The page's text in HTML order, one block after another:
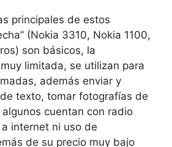
principales de estos
(Nokia 3310, Nokia 1100,
son básicos, la
limitada, se utilizan para
además enviar y
texto, tomar fotografías de
cuentan con radio
internet ni uso de
de su precio muy bajo